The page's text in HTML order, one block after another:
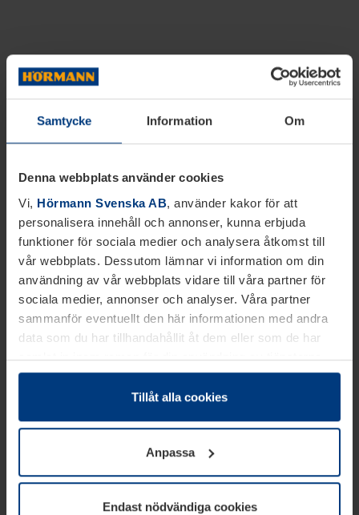
Samtycke Information Om
Denna webbplats använder cookies
Vi, Hörmann Svenska AB, använder kakor för att
personalisera innehåll och annonser, kunna erbjuda
funktioner för sociala medier och analysera åtkomst till
vår webbplats. Dessutom lämnar vi information om din
användning av vår webbplats vidare till våra partner för
sociala medier, annonser och analyser. Våra partner
sammanför eventuellt den här informationen med andra
data som du har tillhandahållit åt dem eller som de har
samlat in inom ramen för din användning av tjänsterna.
Juridiskt kan vi lagra kakor på din enhet, om de är
absolut nödvändiga för driften av den här webbplatsen.
godkännande kan du när som helst ändra eller återkalla i
informationen om kakor underDataskyddsförklaring
vår webbplats.
Tillåt alla cookies
Anpassa
Endast nödvändiga cookies